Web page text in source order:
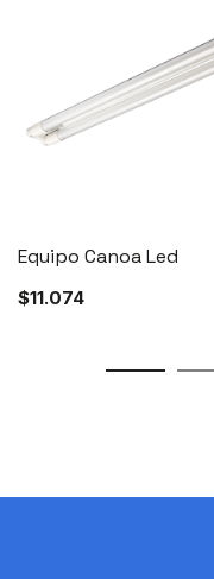
Equipo Canoa Led
$11.074